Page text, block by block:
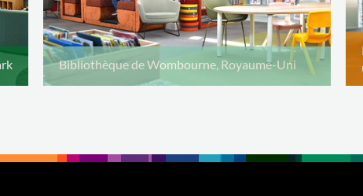
Bibliothèque de Wombourne, Royaume-Uni